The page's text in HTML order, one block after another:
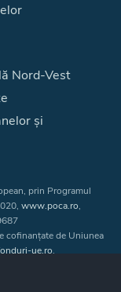
Nord-Vest
și
prin Programul
www.poca.ro,
cofinanțate de Uniunea
ue.ro.
asupra